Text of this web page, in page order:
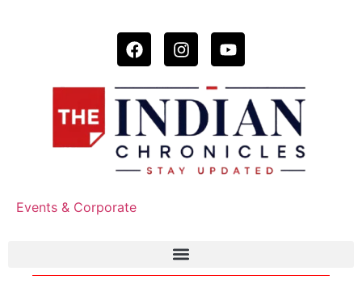
Events & Corporate